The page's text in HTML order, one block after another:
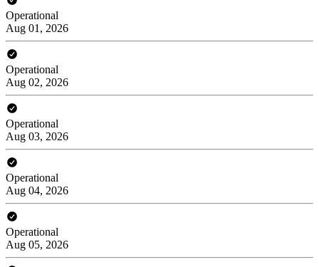
Operational
Aug 01, 2026
Operational
Aug 02, 2026
Operational
Aug 03, 2026
Operational
Aug 04, 2026
Operational
Aug 05, 2026